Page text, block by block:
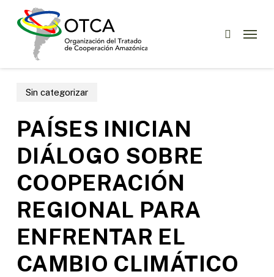
Menu
Sin categorizar
PAÍSES INICIAN
DIÁLOGO SOBRE
COOPERACIÓN
REGIONAL PARA
ENFRENTAR EL
CAMBIO CLIMÁTICO